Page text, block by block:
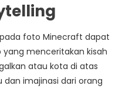
foto Minecraft dapat
menceritakan kisah
atau kota di atas
imajinasi dari orang